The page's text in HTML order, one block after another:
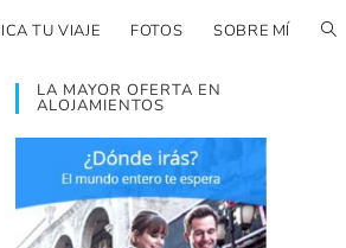
TU VIAJE FOTOS SOBRE MÍ
LA MAYOR OFERTA EN
ALOJAMIENTOS